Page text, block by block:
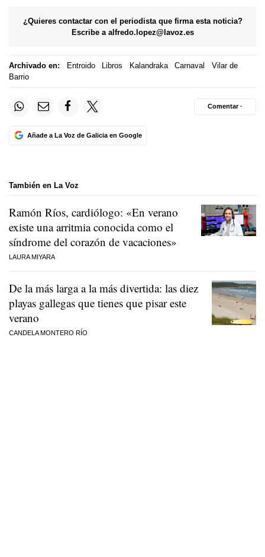
¿Quieres contactar con el periodista que firma esta noticia?
Escribe a alfredo.lopez@lavoz.es
Archivado en: Entroido Libros Kalandraka Carnaval
Vilar de
Barrio
Añade a La Voz de Galicia en Google
Comentar ·
También en La Voz
Ramón Ríos, cardiólogo: «En verano
existe una arritmia conocida como el
síndrome del corazón de vacaciones»
LAURA MIYARA
De la más larga a la más divertida: las diez
playas gallegas que tienes que pisar este
verano
CANDELA MONTERO RÍO